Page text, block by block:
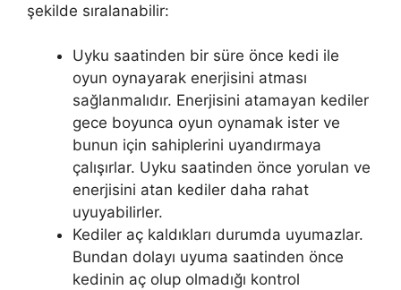
şekilde sıralanabilir:
Uyku saatinden bir süre önce kedi ile
oyun oynayarak enerjisini atması
sağlanmalıdır. Enerjisini atamayan kediler
gece boyunca oyun oynamak ister ve
bunun için sahiplerini uyandırmaya
çalışırlar. Uyku saatinden önce yorulan ve
enerjisini atan kediler daha rahat
uyuyabilirler.
Kediler aç kaldıkları durumda uyumazlar.
Bundan dolayı uyuma saatinden önce
kedinin aç olup olmadığı kontrol